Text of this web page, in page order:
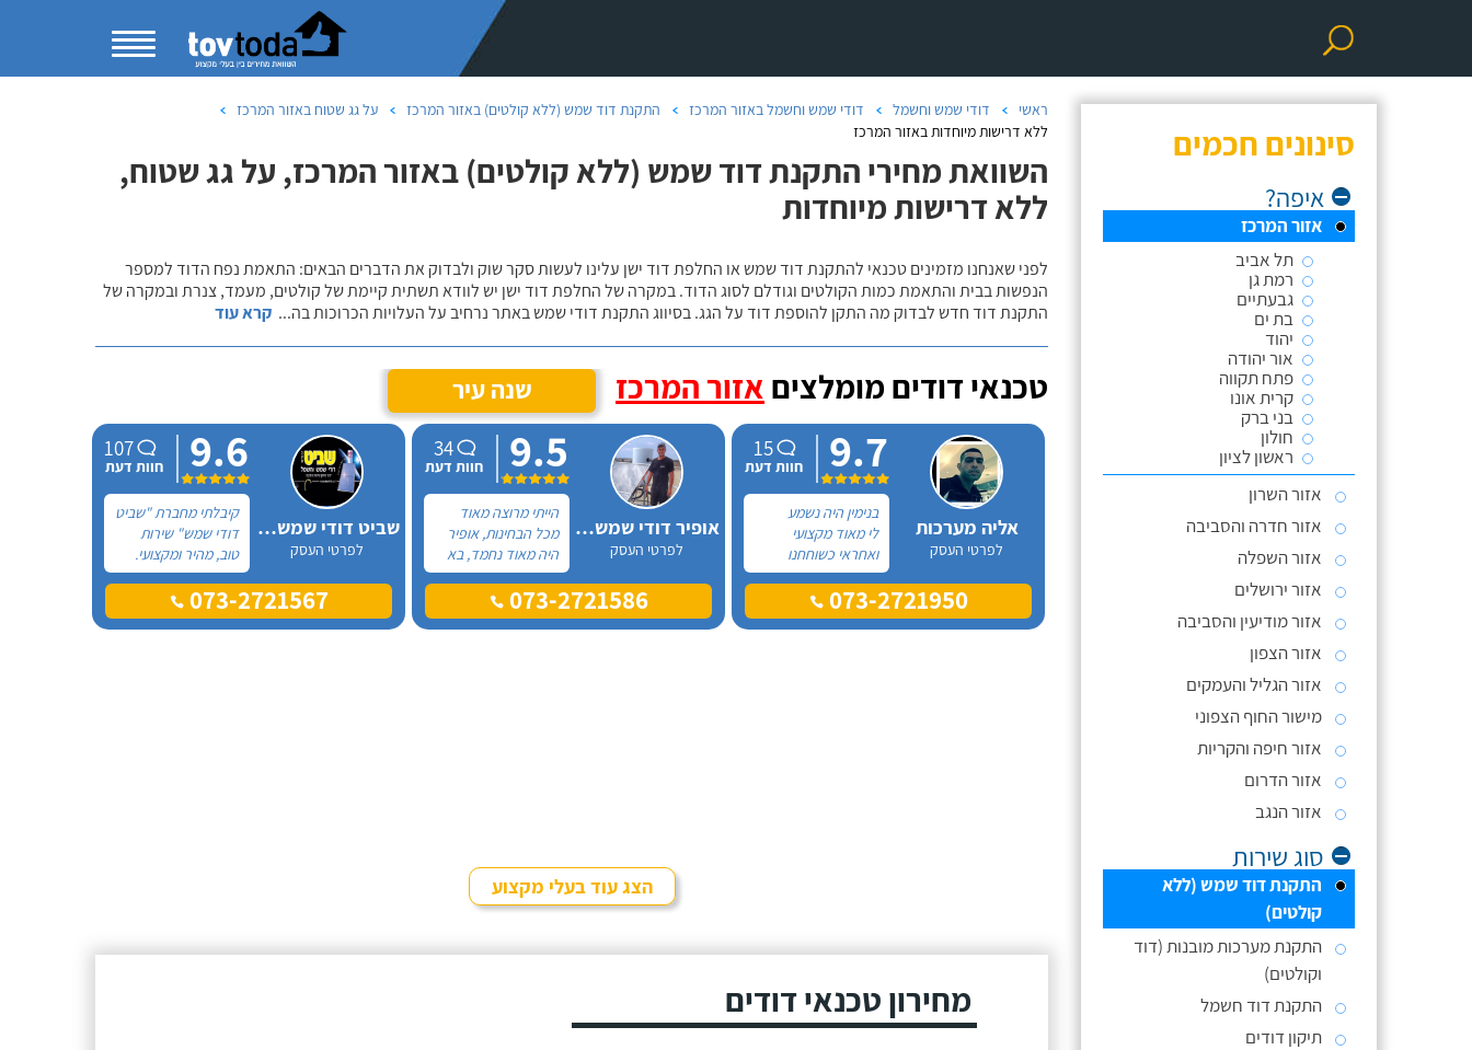
סינונים חכמים
איפה?
אזור המרכז
תל אביב
רמת גן
גבעתיים
בת ים
יהוד
אור יהודה
פתח תקווה
קרית אונו
בני ברק
חולון
ראשון לציון
אזור השרון
אזור חדרה והסביבה
אזור השפלה
אזור ירושלים
אזור מודיעין והסביבה
אזור הצפון
אזור הגליל והעמקים
מישור החוף הצפוני
אזור חיפה והקריות
אזור הדרום
אזור הנגב
סוג שירות
התקנת דוד שמש (ללא
קולטים)
התקנת מערכות מובנות (דוד
וקולטים)
התקנת דוד חשמל
תיקון דודים
ראשי דודי שמש וחשמל דודי שמש וחשמל באזור המרכז התקנת דוד שמש (ללא קולטים) באזור המרכז
על גג שטוח באזור המרכז
ללא דרישות מיוחדות באזור המרכז
השוואת מחירי התקנת דוד שמש (ללא קולטים) באזור המרכז, על גג שטוח,
ללא דרישות מיוחדות
לפני שאנחנו מזמינים טכנאי להתקנת דוד שמש או החלפת דוד ישן עלינו לעשות סקר שוק ולבדוק את הדברים הבאים: התאמת נפח הדוד למספר
הנפשות בבית והתאמת כמות הקולטים וגודלם לסוג הדוד. במקרה של החלפת דוד ישן יש לוודא תשתית קיימת של קולטים, מעמד, צנרת ובמקרה של
התקנת דוד חדש לבדוק מה התקן להוספת דוד על הגג. בסיווג התקנת דודי שמש באתר נרחיב על העלויות הכרוכות בה... קרא עוד
טכנאי דודים מומלצים אזור המרכז שנה עיר
אליה מערכות
לפרטי העסק
9.7
15
חוות דעת
בנימין היה נשמע
לי מאוד מקצועי
ואחראי כשוחחנו
בטלפון לכן, הזמנתי
אותו להחלפת דוד
שמש וקולטים בבניין בו073-2721950
אופיר דודי שמש וחשמל
לפרטי העסק
9.5
34
חוות דעת
הייתי מרוצה מאוד
מכל הבחינות, אופיר
היה מאוד נחמד, בא
לפני לראות את
המיקום של ההתקנה,
המחיר היה הוגן מאוד.073-2721586
שביט דודי שמש וחשמל בע"מ
לפרטי העסק
9.6
107
חוות דעת
קיבלתי מחברת "שביט
דודי שמש" שירות
טוב, מהיר ומקצועי.
הזמנתי אותם לא
מזמן, כשהתפוצץ לי
הדוד שמש של
073-2721567
הצג עוד בעלי מקצוע
מחירון טכנאי דודים